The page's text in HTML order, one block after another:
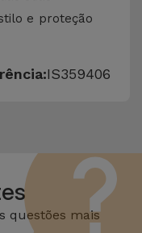
e proteção
IS359406
questões mais